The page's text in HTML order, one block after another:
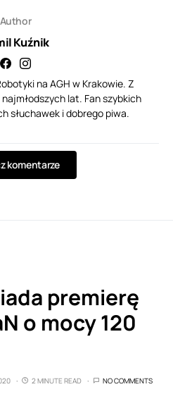
Author
Kuźnik
na AGH w Krakowie. Z
lat. Fan szybkich
słuchawek i dobrego piwa.
komentarze
premierę
o mocy 120
2 MINUTE READ NO COMMENTS